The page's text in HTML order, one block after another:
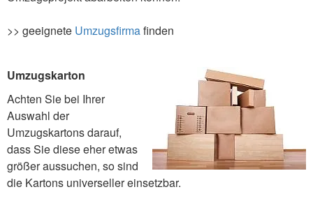
>> geeignete Umzugsfirmafinden
Umzugskarton
Achten Sie bei Ihrer
Auswahl der
Umzugskartons darauf,
dass Sie diese eher etwas
größer aussuchen, so sind
die Kartons universeller einsetzbar.